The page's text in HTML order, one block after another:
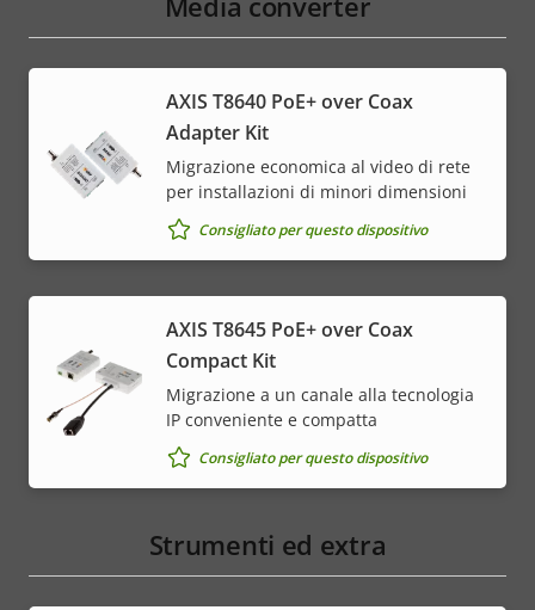
AXIS T8640 PoE+ over Coax
Adapter Kit
Migrazione economica al video di rete
per installazioni di minori dimensioni
Consigliato per questo dispositivo
AXIS T8645 PoE+ over Coax
Compact Kit
Migrazione a un canale alla tecnologia
IP conveniente e compatta
Consigliato per questo dispositivo
Strumenti ed extra